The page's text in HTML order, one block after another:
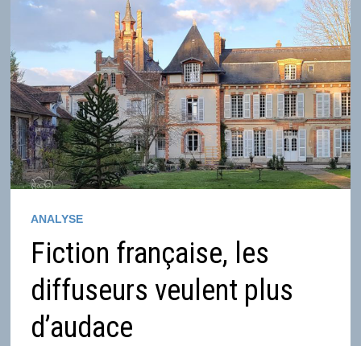
ANALYSE
Fiction française, les
diffuseurs veulent plus
d’audace